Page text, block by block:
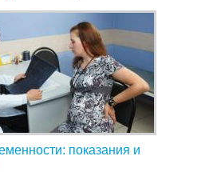
показания и